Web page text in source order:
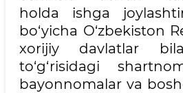
holda ishga
bo‘yicha O‘zbekiston
xorijiy davlatlar
to‘g‘risidagi
bayonnomalar va